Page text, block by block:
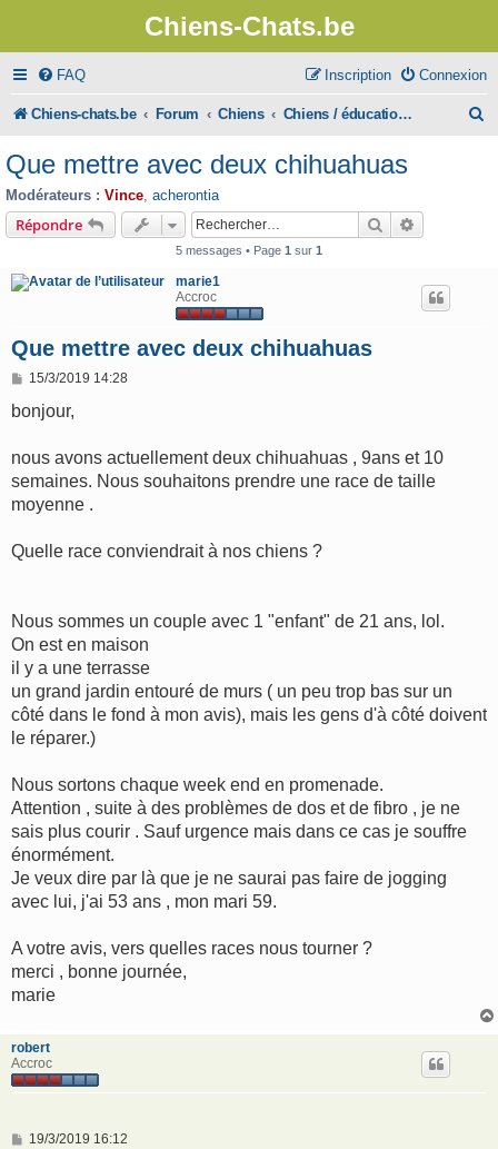
Chiens-Chats.be
FAQ Connexion
Inscription
Chiens-chats.be Forum Chiens Chiens / éducation, dressage
Que mettre avec deux chihuahuas
Modérateurs : Vince acherontia
Répondre Rechercher
5 messages • Page 1 sur 1
marie1
Accroc
Que mettre avec deux chihuahuas
M
s
g
15/3/2019 14:28
bonjour,
nous avons actuellement deux chihuahuas , 9ans et 10
semaines. Nous souhaitons prendre une race de taille
moyenne .
Quelle race conviendrait à nos chiens ?
Nous sommes un couple avec 1 "enfant" de 21 ans, lol.
On est en maison
il y a une terrasse
un grand jardin entouré de murs ( un peu trop bas sur un
côté dans le fond à mon avis), mais les gens d'à côté doivent
le réparer.)
Nous sortons chaque week end en promenade.
Attention , suite à des problèmes de dos et de fibro , je ne
sais plus courir . Sauf urgence mais dans ce cas je souffre
énormément.
Je veux dire par là que je ne saurai pas faire de jogging
avec lui, j'ai 53 ans , mon mari 59.
A votre avis, vers quelles races nous tourner ?
merci , bonne journée,
marie
robert
Accroc
M19/3/2019 16:12